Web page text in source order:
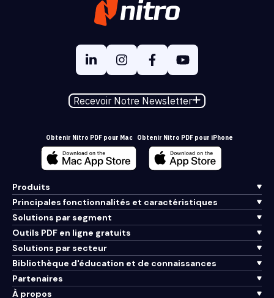
Recevoir Notre Newsletter
Obtenir Nitro PDF pour Mac Obtenir Nitro PDF pour iPhone
Produits
Principales fonctionnalités et caractéristiques
Solutions par segment
Outils PDF en ligne gratuits
Solutions par secteur
Bibliothèque d'éducation et de connaissances
Partenaires
À propos